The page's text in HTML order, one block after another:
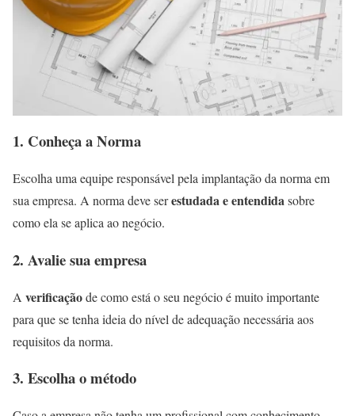
1. Conheça a Norma
Escolha uma equipe responsável pela implantação da norma em
sua empresa. A norma deve serestudada e entendidasobre
como ela se aplica ao negócio.
2. Avalie sua empresa
A verificaçãode como está o seu negócio é muito importante
para que se tenha ideia do nível de adequação necessária aos
requisitos da norma.
3. Escolha o método